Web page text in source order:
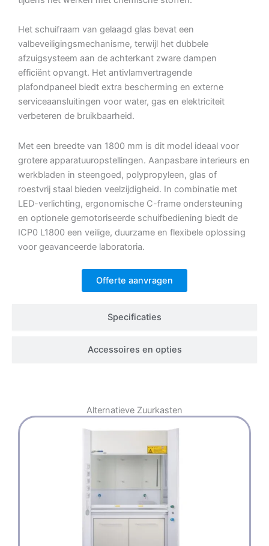
Specificaties
Accessoires en opties
Het schuifraam van gelaagd glas bevat een
valbeveiligingsmechanisme, terwijl het dubbele
afzuigsysteem aan de achterkant zware dampen
efficiënt opvangt. Het antivlamvertragende
plafondpaneel biedt extra bescherming en externe
serviceaansluitingen voor water, gas en elektriciteit
verbeteren de bruikbaarheid.
Met een breedte van 1800 mm is dit model ideaal voor
grotere apparatuuropstellingen. Aanpasbare interieurs en
werkbladen in steengoed, polypropyleen, glas of
roestvrij staal bieden veelzijdigheid. In combinatie met
LED-verlichting, ergonomische C-frame ondersteuning
en optionele gemotoriseerde schuifbediening biedt de
ICP0 L1800 een veilige, duurzame en flexibele oplossing
voor geavanceerde laboratoria.
Offerte aanvragen
Alternatieve Zuurkasten